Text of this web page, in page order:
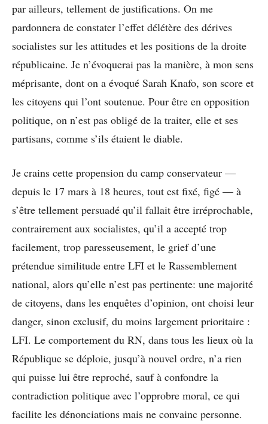
par ailleurs, tellement de justifications. On me
pardonnera de constater l’effet délétère des dérives
socialistes sur les attitudes et les positions de la droite
républicaine. Je n’évoquerai pas la manière, à mon sens
méprisante, dont on a évoqué Sarah Knafo, son score et
les citoyens qui l’ont soutenue. Pour être en opposition
politique, on n’est pas obligé de la traiter, elle et ses
partisans, comme s’ils étaient le diable.
Je crains cette propension du camp conservateur —
depuis le 17 mars à 18 heures, tout est fixé, figé — à
s’être tellement persuadé qu’il fallait être irréprochable,
contrairement aux socialistes, qu’il a accepté trop
facilement, trop paresseusement, le grief d’une
prétendue similitude entre LFI et le Rassemblement
national, alors qu’elle n’est pas pertinente: une majorité
de citoyens, dans les enquêtes d’opinion, ont choisi leur
danger, sinon exclusif, du moins largement prioritaire :
LFI. Le comportement du RN, dans tous les lieux où la
République se déploie, jusqu’à nouvel ordre, n’a rien
qui puisse lui être reproché, sauf à confondre la
contradiction politique avec l’opprobre moral, ce qui
facilite les dénonciations mais ne convainc personne.